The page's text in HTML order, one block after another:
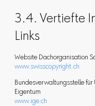
3.4. Vertiefte
Links
Website Dachorganisation
www.swisscopyright.ch
Bundesverwaltungsstelle für
Eigentum
www.ige.ch